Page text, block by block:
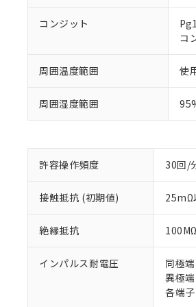
コンジット
コ
周囲温度範囲 使
周囲湿度範囲
許容操作頻度 30回/
接触抵抗 (初期値) 25mΩ
絶縁抵抗
インパルス耐電圧
同極
異極
各端